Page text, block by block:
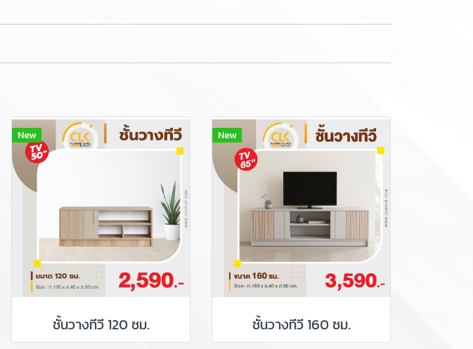
New
ชั้นวางทีวี 120 ซม.
New
ชั้นวางทีวี 160 ซม.